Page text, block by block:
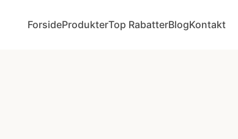
ForsideProdukterTop RabatterBlogKontakt